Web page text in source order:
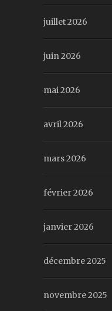
juillet 2026
juin 2026
mai 2026
avril 2026
mars 2026
février 2026
janvier 2026
décembre 2025
novembre 2025